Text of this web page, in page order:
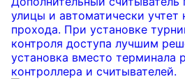
улицы и автоматически учтет
прохода. При установке
контроля доступа лучшим
установка вместо терминала
контроллера и считывателей.